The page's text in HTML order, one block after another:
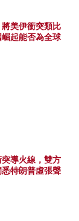
美伊衝突類比
起能否為全球
導火線，雙方
特朗普虛張聲